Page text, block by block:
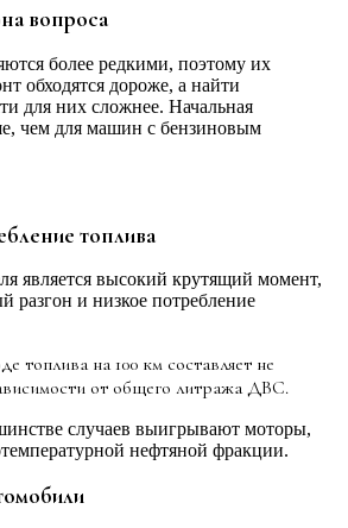
вопроса
более редкими, поэтому их
обходятся дороже, а найти
для них сложнее. Начальная
чем для машин с бензиновым
топлива
является высокий крутящий момент,
разгон и низкое потребление
топлива на 100 км составляет не
от общего литража ДВС.
случаев выигрывают моторы,
нефтяной фракции.